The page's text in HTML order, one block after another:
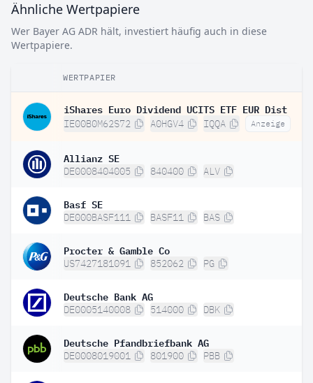
Ähnliche Wertpapiere
Wer Bayer AG ADR hält, investiert häufig auch in diese
Wertpapiere.
WERTPAPIER
iShares Euro Dividend UCITS ETF EUR Dist
IE00B0M62S72 A0HGV4 IQQA Anzeige
Allianz SE
DE0008404005 840400 ALV
Basf SE
DE000BASF111 BASF11 BAS
Procter & Gamble Co
US7427181091 852062 PG
Deutsche Bank AG
DE0005140008 514000 DBK
Deutsche Pfandbriefbank AG
DE0008019001 801900 PBB